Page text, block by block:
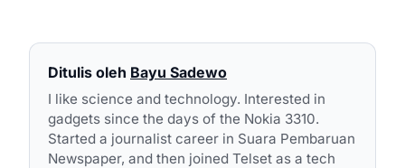
Ditulis oleh Bayu Sadewo
I like science and technology. Interested in
gadgets since the days of the Nokia 3310.
Started a journalist career in Suara Pembaruan
Newspaper, and then joined Telset as a tech